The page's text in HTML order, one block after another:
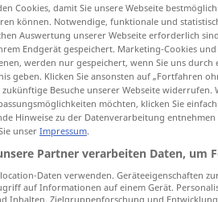
Cookies, damit Sie unsere Webseite
können. Notwendige, funktionale und
Auswertung unserer Webseite erforderlich
Endgerät gespeichert. Marketing-Cookies
werden nur gespeichert, wenn Sie uns
geben. Klicken Sie ansonsten auf „Fortfahren
Besuche unserer Webseite
möchten, klicken Sie
Hinweise zu der Datenverarbeitung entnehmen
unser Impressum.
Partner verarbeiten Daten, um
Daten verwenden. Geräteeigenschaften
auf Informationen auf einem Gerät.
Inhalten, Zielgruppenforschung und